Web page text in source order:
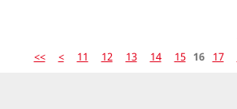
<<
< 11 12 13 14 15 16 17